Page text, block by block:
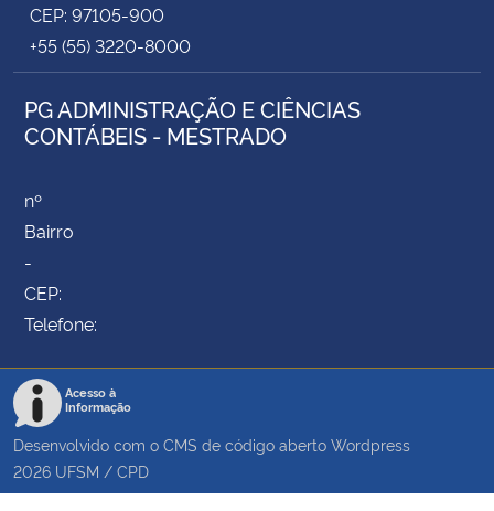
CEP: 97105-900
+55 (55) 3220-8000
PG ADMINISTRAÇÃO E CIÊNCIAS
CONTÁBEIS - MESTRADO
nº
Bairro
-
CEP:
Telefone:
Acesso à
Informação
Desenvolvido com o CMS de código aberto Wordpress
2026 UFSM / CPD